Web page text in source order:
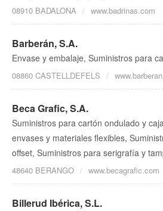
08910 BADALONA www.badrinas.com
Barberán, S.A.
Envase y embalaje, Suministros para
08860 CASTELLDEFELS
Beca Grafic, S.A.
Suministros para cartón ondulado y
envases y materiales flexibles,
offset, Suministros para serigrafía y
48640 BERANGO www.becagrafic.com
Billerud Ibérica, S.L.